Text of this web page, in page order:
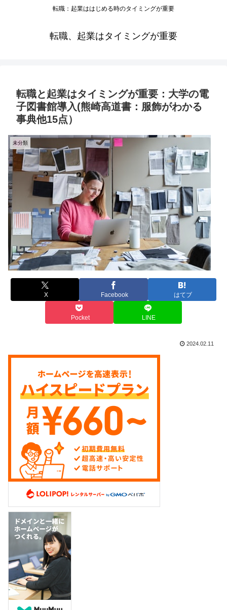
転職：起業ははじめる時のタイミングが重要
転職、起業はタイミングが重要
転職と起業はタイミングが重要：大学の電
子図書館導入(熊崎高道書：服飾がわかる
事典他15点）
未分類
X Facebook はてブ
Pocket LINE
2024.02.11